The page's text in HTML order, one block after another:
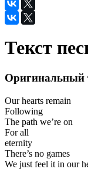
Текст
Оригинальный
Our hearts remain
Following
The path we’re on
For all
eternity
There’s no games
We just feel it in our